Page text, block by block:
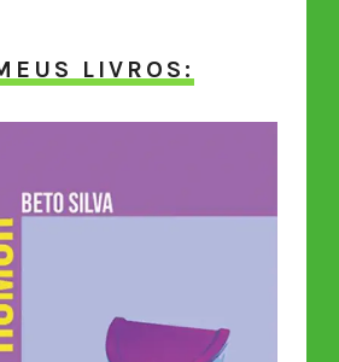
LIVROS: